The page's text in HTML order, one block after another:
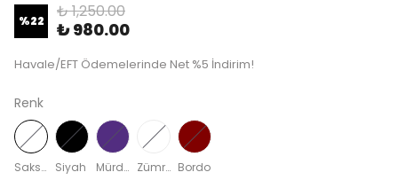
%22 ₺ 1,250.00
₺ 980.00
Havale/EFT Ödemelerinde Net %5 İndirim!
Renk
Saks Mavisi Siyah Mürdüm Zümrüt Yeşili Bordo